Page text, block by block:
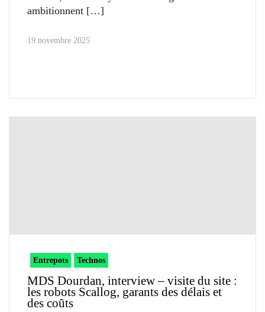
ambitionnent
19 novembre 2025
Entrepots Technos
MDS Dourdan, interview – visite du site :
les robots Scallog, garants des délais et
des coûts